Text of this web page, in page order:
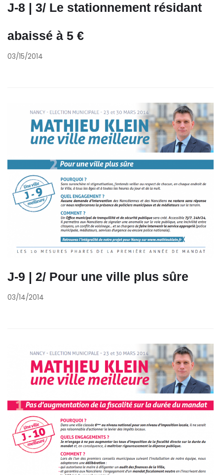
J-8 | 3/ Le stationnement résidant
abaissé à 5 €
03/15/2014
J-9 | 2/ Pour une ville plus sûre
03/14/2014